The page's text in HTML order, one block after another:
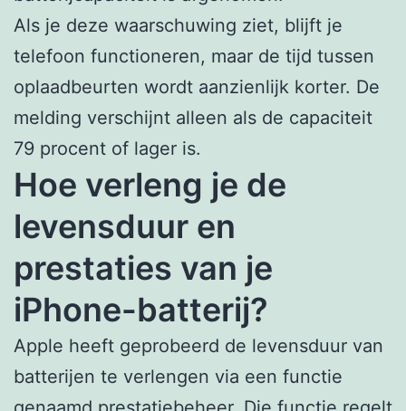
Als je deze waarschuwing ziet, blijft je
telefoon functioneren, maar de tijd tussen
oplaadbeurten wordt aanzienlijk korter. De
melding verschijnt alleen als de capaciteit
79 procent of lager is.
Hoe verleng je de
levensduur en
prestaties van je
iPhone-batterij?
Apple heeft geprobeerd de levensduur van
batterijen te verlengen via een functie